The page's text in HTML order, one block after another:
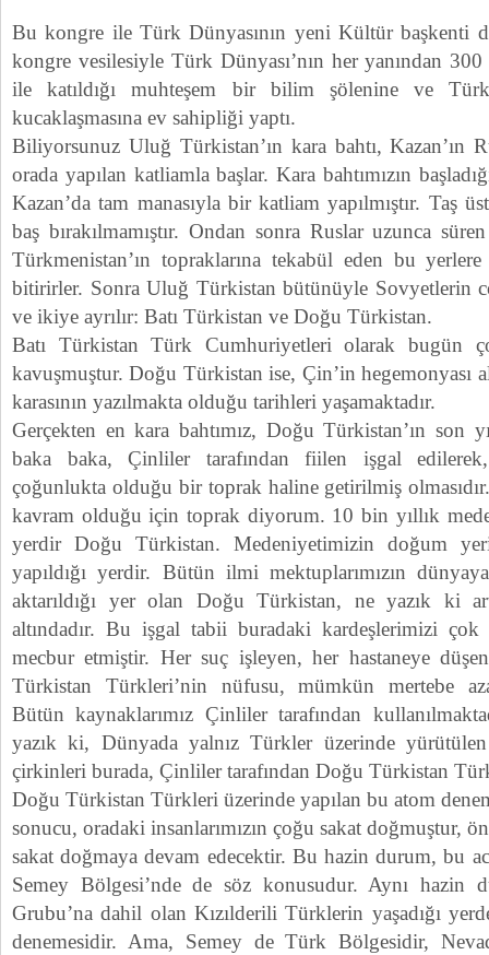
Bu kongre ile Türk Dünyasının yeni Kültür başkenti
kongre vesilesiyle Türk Dünyası’nın her yanından
ile katıldığı muhteşem bir bilim şölenine ve
kucaklaşmasına ev sahipliği yaptı.
Biliyorsunuz Uluğ Türkistan’ın kara bahtı, Kazan’ın
orada yapılan katliamla başlar. Kara bahtımızın
Kazan’da tam manasıyla bir katliam yapılmıştır. Taş
baş bırakılmamıştır. Ondan sonra Ruslar uzunca
Türkmenistan’ın topraklarına tekabül eden bu
bitirirler. Sonra Uluğ Türkistan bütünüyle Sovyetlerin
ve ikiye ayrılır: Batı Türkistan ve Doğu Türkistan.
Batı Türkistan Türk Cumhuriyetleri olarak bugün
kavuşmuştur. Doğu Türkistan ise, Çin’in hegemonyası
karasının yazılmakta olduğu tarihleri yaşamaktadır.
Gerçekten en kara bahtımız, Doğu Türkistan’ın son
baka baka, Çinliler tarafından fiilen işgal
çoğunlukta olduğu bir toprak haline getirilmiş
kavram olduğu için toprak diyorum. 10 bin yıllık
yerdir Doğu Türkistan. Medeniyetimizin doğum
yapıldığı yerdir. Bütün ilmi mektuplarımızın
aktarıldığı yer olan Doğu Türkistan, ne yazık ki
altındadır. Bu işgal tabii buradaki kardeşlerimizi çok
mecbur etmiştir. Her suç işleyen, her hastaneye düşen
Türkistan Türkleri’nin nüfusu, mümkün mertebe
Bütün kaynaklarımız Çinliler tarafından
yazık ki, Dünyada yalnız Türkler üzerinde
çirkinleri burada, Çinliler tarafından Doğu Türkistan
Doğu Türkistan Türkleri üzerinde yapılan bu atom
sonucu, oradaki insanlarımızın çoğu sakat doğmuştur,
sakat doğmaya devam edecektir. Bu hazin durum, bu
Semey Bölgesi’nde de söz konusudur. Aynı hazin
Grubu’na dahil olan Kızılderili Türklerin yaşadığı
denemesidir. Ama, Semey de Türk Bölgesidir,